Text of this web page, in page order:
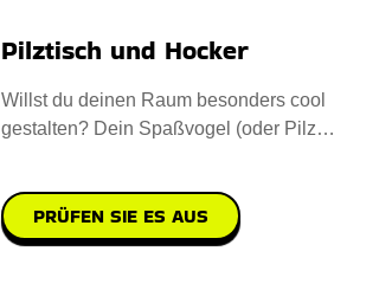
Pilztisch und Hocker
Willst du deinen Raum besonders cool
gestalten? Dein Spaßvogel (oder Pilz)
PRÜFEN SIE ES AUS